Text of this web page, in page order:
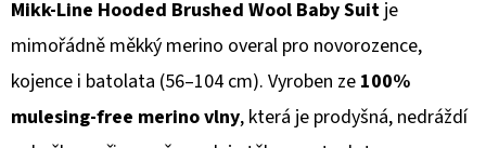
hodnocení
produktu
je
0,0
Mikk-Line Hooded Brushed Wool Baby Suit je
mimořádně měkký merino overal pro novorozence,
kojence i batolata (56–104 cm). Vyroben ze 100%
mulesing-free merino vlny, která je prodyšná, nedráždí
KOŽENÉ
CAPÁČKY
S
KOŽENOU
PODRÁŽKOU
BERUŠKA
A